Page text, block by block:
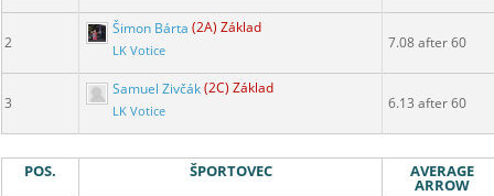
2
Šimon Bárta (2A) Základ
LK Votice 7.08 after 60
3
Samuel Zivčák(2C) Základ
LK Votice 6.13 after 60
POS. ŠPORTOVEC AVERAGE
ARROW